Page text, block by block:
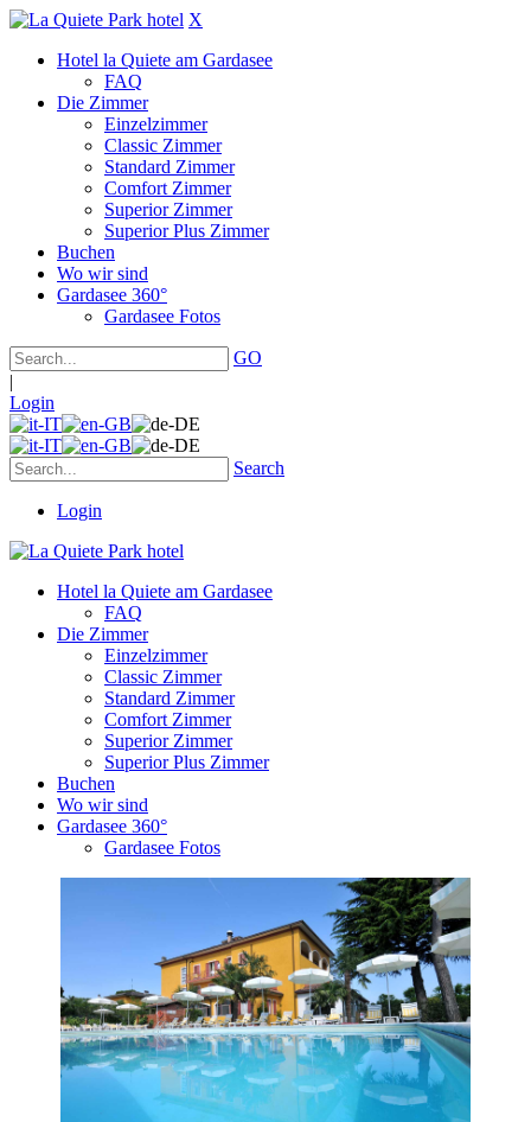
X
Hotel la Quiete am Gardasee
FAQ
Die Zimmer
Einzelzimmer
Classic Zimmer
Standard Zimmer
Comfort Zimmer
Superior Zimmer
Superior Plus Zimmer
Buchen
Wo wir sind
Gardasee 360°
Gardasee Fotos
GO
|
Login
Search
Login
Hotel la Quiete am Gardasee
FAQ
Die Zimmer
Einzelzimmer
Classic Zimmer
Standard Zimmer
Comfort Zimmer
Superior Zimmer
Superior Plus Zimmer
Buchen
Wo wir sind
Gardasee 360°
Gardasee Fotos